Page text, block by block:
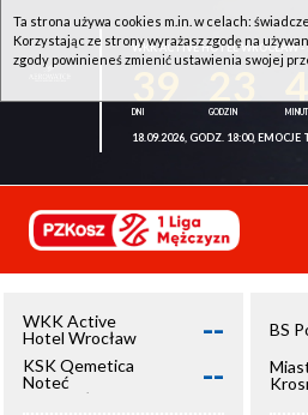
WKK ACTIVE HOTEL WROCŁAW -
18.09.2026, GODZ. 18:00, EMOCJE
WKK Active
Hotel Wrocław
--
KSK Qemetica
Noteć
Inowrocław
--
BS
Ta strona używa cookies m.in. w celach:
Korzystając ze strony wyrażasz zgodę na
zgody powinieneś zmienić ustawienia swojej